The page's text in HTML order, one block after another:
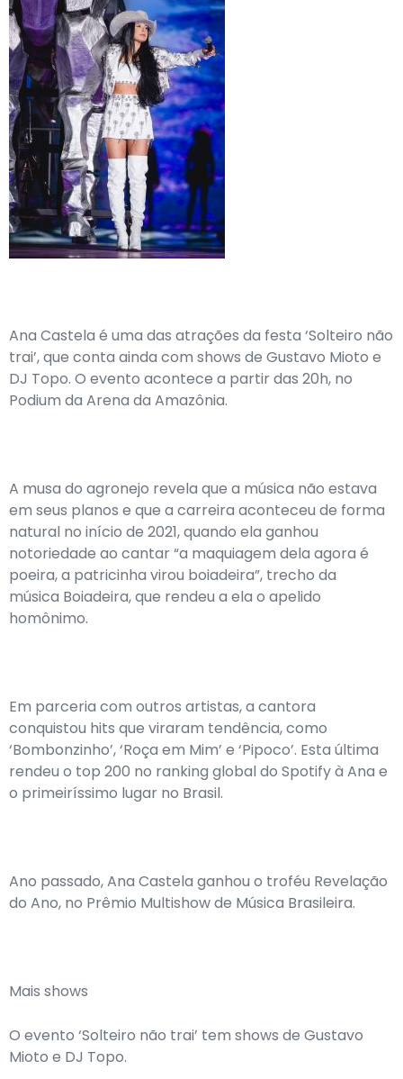
Ana Castela é uma das atrações da festa ‘Solteiro não
trai’, que conta ainda com shows de Gustavo Mioto e
DJ Topo. O evento acontece a partir das 20h, no
Podium da Arena da Amazônia.
A musa do agronejo revela que a música não estava
em seus planos e que a carreira aconteceu de forma
natural no início de 2021, quando ela ganhou
notoriedade ao cantar “a maquiagem dela agora é
poeira, a patricinha virou boiadeira”, trecho da
música Boiadeira, que rendeu a ela o apelido
homônimo.
Em parceria com outros artistas, a cantora
conquistou hits que viraram tendência, como
‘Bombonzinho’, ‘Roça em Mim’ e ‘Pipoco’. Esta última
rendeu o top 200 no ranking global do Spotify à Ana e
o primeiríssimo lugar no Brasil.
Ano passado, Ana Castela ganhou o troféu Revelação
do Ano, no Prêmio Multishow de Música Brasileira.
Mais shows
O evento ‘Solteiro não trai’ tem shows de Gustavo
Mioto e DJ Topo.